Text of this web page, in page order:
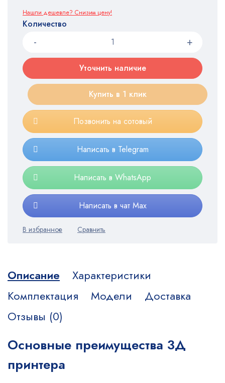
Нашли дешевле? Снизим цену!
Количество
Уточнить наличие
Купить в 1 клик
Позвонить на сотовый
Написать в Telegram
Написать в WhatsApp
Написать в чат Max
Описание
Характеристики
Комплектация
Модели
Доставка
Отзывы (0)
Основные преимущества 3Д
принтера